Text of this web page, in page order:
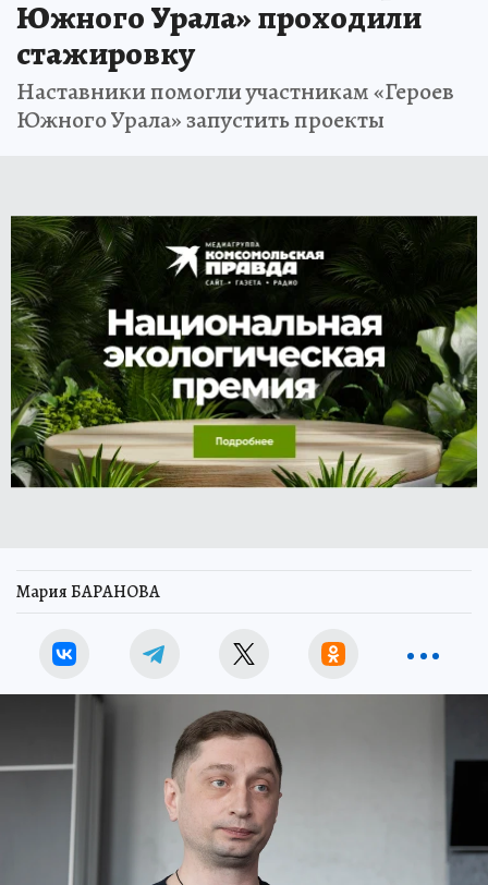
Южного Урала» проходили
стажировку
Наставники помогли участникам «Героев
Южного Урала» запустить проекты
Мария БАРАНОВА